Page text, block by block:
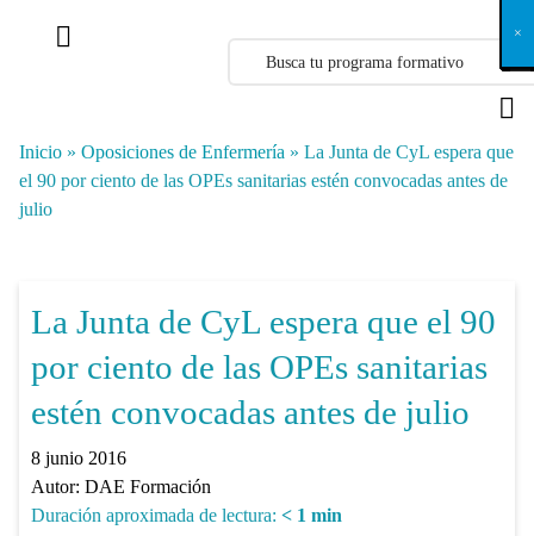
Inicio » Oposiciones de Enfermería » La Junta de CyL espera que
el 90 por ciento de las OPEs sanitarias estén convocadas antes de
julio
La Junta de CyL espera que el 90
por ciento de las OPEs sanitarias
estén convocadas antes de julio
8 junio 2016
Autor: DAE Formación
Duración aproximada de lectura: < 1 min
X
×
×
×
×
×
×
×
×
×
×
×
×
×
×
×
×
×
×
×
×
×
×
×
×
×
×
×
×
×
×
×
×
×
×
×
×
×
×
×
×
×
×
×
×
×
×
×
×
×
×
×
×
×
×
×
×
×
×
×
×
×
×
×
×
×
×
×
×
×
×
×
×
×
×
×
×
×
×
×
×
×
×
×
×
×
×
×
×
×
×
×
×
×
×
×
×
×
×
×
×
×
×
×
×
×
×
×
×
×
×
×
×
×
×
×
×
×
×
×
×
×
×
×
×
×
×
×
×
×
×
×
×
×
×
×
×
×
×
×
×
×
×
×
×
×
×
×
×
×
×
×
×
×
×
×
×
×
×
×
×
×
×
×
×
×
×
×
×
×
×
×
×
×
×
×
×
×
×
×
×
×
×
×
×
×
×
×
×
×
×
×
×
×
×
×
×
×
×
×
×
×
×
×
×
×
×
×
×
×
×
×
×
×
×
×
×